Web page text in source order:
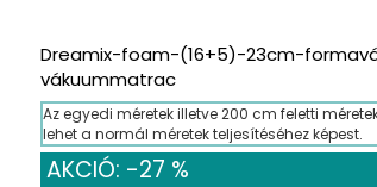
Dreamix-foam-(16+5)-23cm-
vákuummatrac
Az egyedi méretek illetve 200 cm feletti
lehet a normál méretek teljesítéséhez képest.
AKCIÓ: -27 %